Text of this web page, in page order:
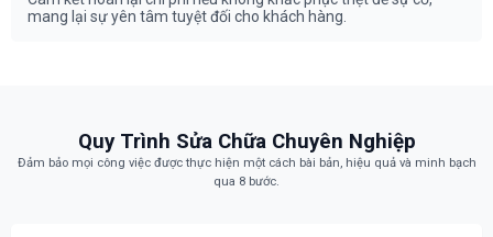
mang lại sự yên tâm tuyệt đối cho khách hàng.
Quy Trình Sửa Chữa Chuyên Nghiệp
Đảm bảo mọi công việc được thực hiện một cách bài bản, hiệu quả và minh bạch
qua 8 bước.